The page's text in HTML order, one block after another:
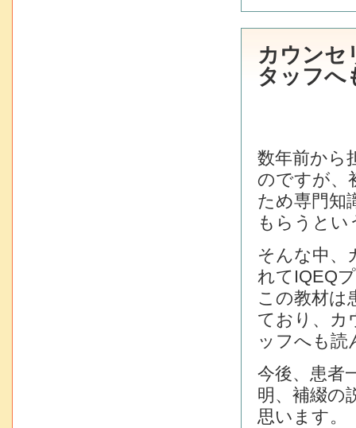
カウンセ
タッフへ
数年前から
のですが、
ため専門知
もらうとい
そんな中、
れてIQEQ
この教材は
ており、カ
ッフへも読
今後、患者
明、補綴の
思います。